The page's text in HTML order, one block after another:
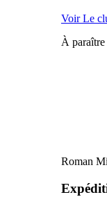
Voir Le
À paraître
Roman